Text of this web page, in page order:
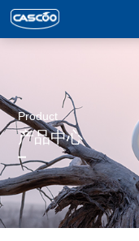
Product
产品中心